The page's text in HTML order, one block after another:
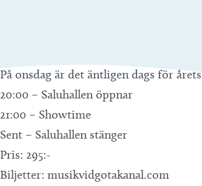
På onsdag är det äntligen dags för
20:00 – Saluhallen öppnar
21:00 – Showtime
Sent – Saluhallen stänger
Pris: 295:-
Biljetter: musikvidgotakanal.com